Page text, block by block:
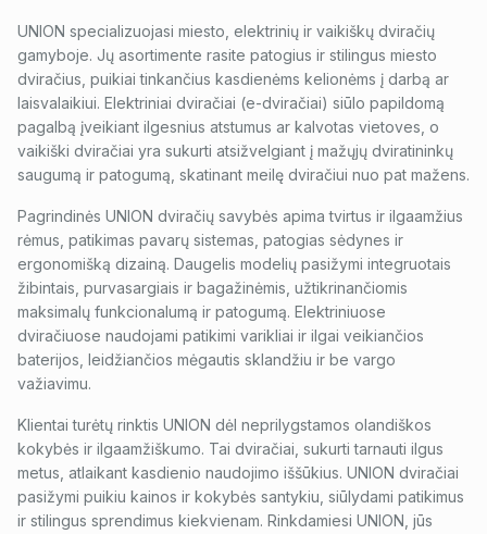
UNION specializuojasi miesto, elektrinių ir vaikiškų dviračių
gamyboje. Jų asortimente rasite patogius ir stilingus miesto
dviračius, puikiai tinkančius kasdienėms kelionėms į darbą ar
laisvalaikiui. Elektriniai dviračiai (e-dviračiai) siūlo papildomą
pagalbą įveikiant ilgesnius atstumus ar kalvotas vietoves, o
vaikiški dviračiai yra sukurti atsižvelgiant į mažųjų dviratininkų
saugumą ir patogumą, skatinant meilę dviračiui nuo pat mažens.
Pagrindinės UNION dviračių savybės apima tvirtus ir ilgaamžius
rėmus, patikimas pavarų sistemas, patogias sėdynes ir
ergonomišką dizainą. Daugelis modelių pasižymi integruotais
žibintais, purvasargiais ir bagažinėmis, užtikrinančiomis
maksimalų funkcionalumą ir patogumą. Elektriniuose
dviračiuose naudojami patikimi varikliai ir ilgai veikiančios
baterijos, leidžiančios mėgautis sklandžiu ir be vargo
važiavimu.
Klientai turėtų rinktis UNION dėl neprilygstamos olandiškos
kokybės ir ilgaamžiškumo. Tai dviračiai, sukurti tarnauti ilgus
metus, atlaikant kasdienio naudojimo iššūkius. UNION dviračiai
pasižymi puikiu kainos ir kokybės santykiu, siūlydami patikimus
ir stilingus sprendimus kiekvienam. Rinkdamiesi UNION, jūs